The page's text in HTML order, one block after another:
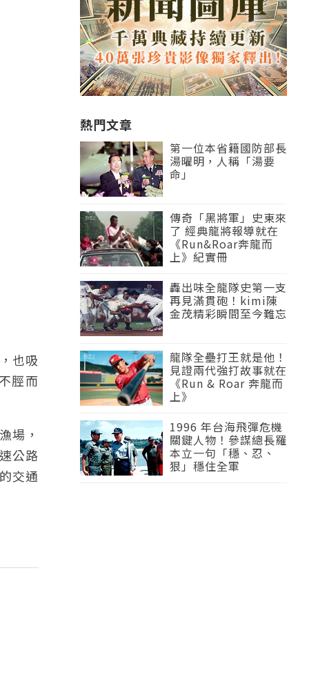
也吸
脛而
場，
公路
交通
熱門文章
第一位本省籍國防部長
湯曜明，人稱「湯要
命」
傳奇「黑將軍」史東來
了 經典龍將報導就在
《Run&Roar奔龍而
上》紀實冊
轟出味全龍隊史第一支
再見滿貫砲！kimi陳
金茂精彩瞬間至今難忘
龍隊全壘打王就是他！
見證兩代強打故事就在
《Run & Roar 奔龍而
上》
1996 年台海飛彈危機
關鍵人物！參謀總長羅
本立一句「穩、忍、
狠」穩住全軍